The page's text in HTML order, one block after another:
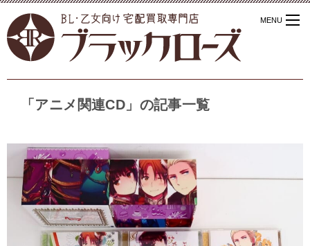
「アニメ関連CD」の記事一覧